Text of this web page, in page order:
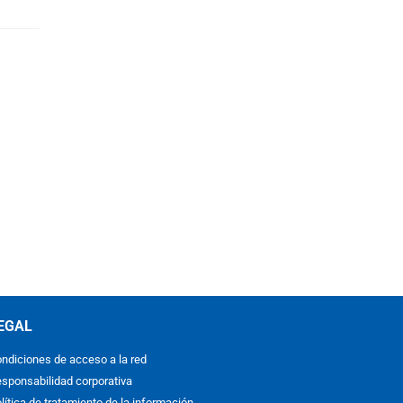
de acceso a la red
corporativa